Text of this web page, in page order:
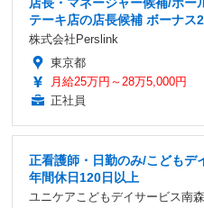
店長・マネージャー候補/ホー
テーキ店の店長候補 ボーナス
株式会社Perslink
東京都
月給25万円～28万5,000円
正社員
正看護師・日勤のみ/こどもデ
年間休日120日以上
ユニケアこどもデイサービス南